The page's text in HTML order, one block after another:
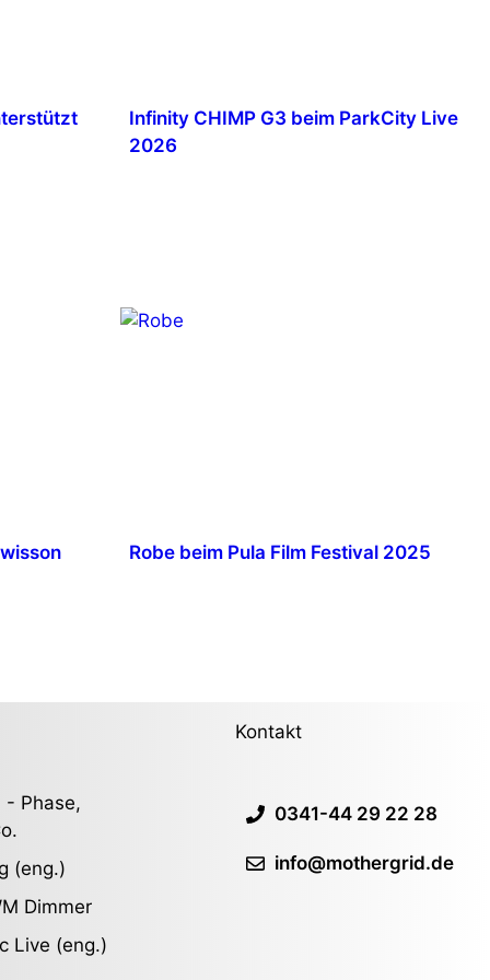
Infinity CHIMP G3 beim ParkCity Live
2026
Robe beim Pula Film Festival 2025
- Phase,
(eng.)
Dimmer
Live (eng.)
Kontakt
0341-44 29 22 28
info@mothergrid.de